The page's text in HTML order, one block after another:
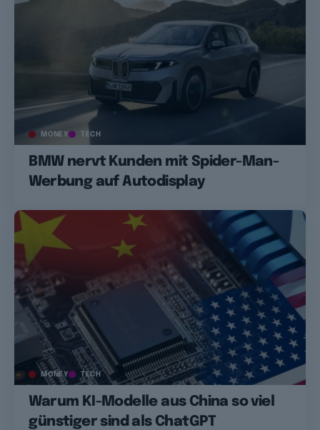
MONEY TECH
BMW nervt Kunden mit Spider-Man-
Werbung auf Autodisplay
MONEY TECH
Warum KI-Modelle aus China so viel
günstiger sind als ChatGPT